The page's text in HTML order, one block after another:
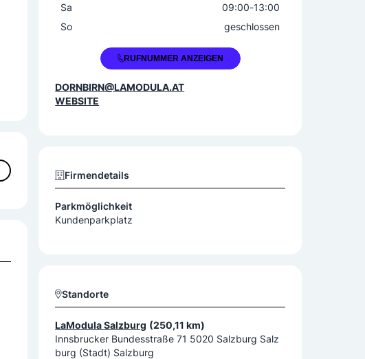
Sa
09:00-13:00
So
geschlossen
+43 5572 372409RUFNUMMER ANZEIGEN
DORNBIRN@LAMODULA.AT
WEBSITE
Firmendetails
Parkmöglichkeit
Kundenparkplatz
Standorte
LaModula Salzburg (250,11 km)
Innsbrucker Bundesstraße 71 5020 Salzburg Salz
burg (Stadt) Salzburg